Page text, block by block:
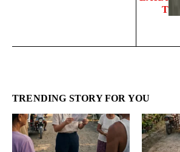
T
TRENDING STORY FOR YOU